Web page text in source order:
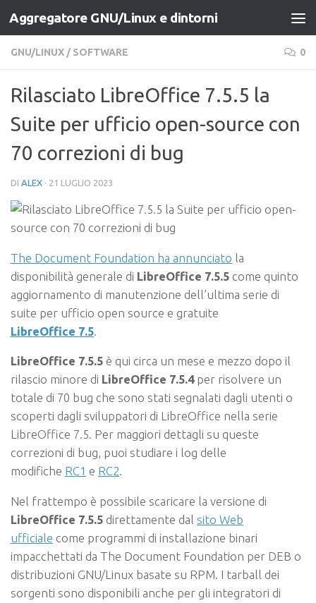
Salta al contenuto
Aggregatore GNU/Linux e dintorni
GNU/LINUX / SOFTWARE 0
Rilasciato LibreOffice 7.5.5 la
Suite per ufficio open-source con
70 correzioni di bug
DI ALEX · 21 LUGLIO 2023
The Document Foundation ha annunciato la
disponibilità generale di LibreOffice 7.5.5 come quinto
aggiornamento di manutenzione dell’ultima serie di
suite per ufficio open source e gratuite
LibreOffice 7.5
LibreOffice 7.5.5 è qui circa un mese e mezzo dopo il
rilascio minore di LibreOffice 7.5.4per risolvere un
totale di 70 bug che sono stati segnalati dagli utenti o
scoperti dagli sviluppatori di LibreOffice nella serie
LibreOffice 7.5. Per maggiori dettagli su queste
correzioni di bug, puoi studiare i log delle
modifiche RC1 e RC2.
Nel frattempo è possibile scaricare la versione di
LibreOffice 7.5.5 direttamente dal sito Web
ufficiale come programmi di installazione binari
impacchettati da The Document Foundation per DEB o
distribuzioni GNU/Linux basate su RPM. I tarball dei
sorgenti sono disponibili anche per gli integratori di